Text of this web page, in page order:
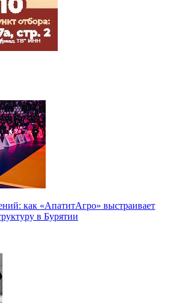
как «АпатитАгро» выстраивает
в Бурятии